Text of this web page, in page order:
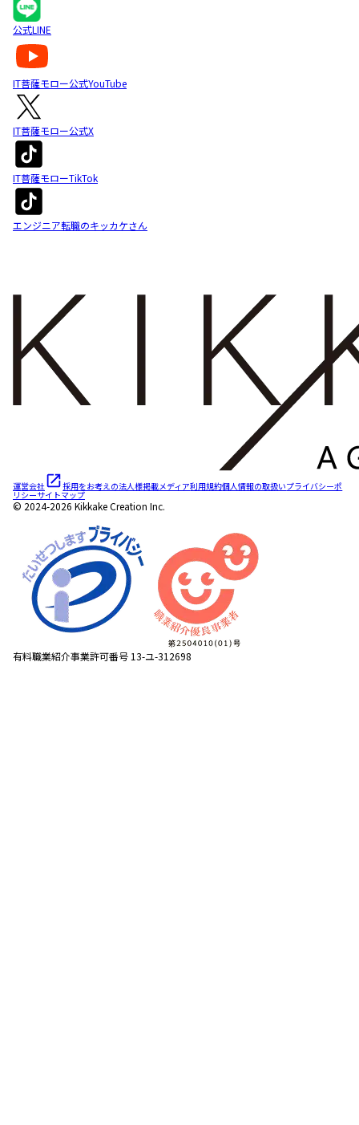
公式LINE
IT菩薩モロー公式YouTube
IT菩薩モロー公式X
IT菩薩モローTikTok
エンジニア転職のキッカケさん
運営会社 採用をお考えの法人様掲載メディア利用規約個人情報の取扱いプライバシーポ
リシーサイトマップ
© 2024-2026 Kikkake Creation Inc.
有料職業紹介事業許可番号 13-ユ-312698